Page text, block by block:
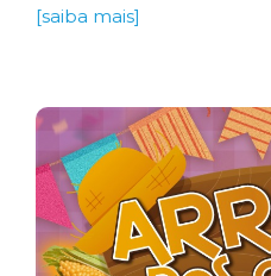
[saiba mais]